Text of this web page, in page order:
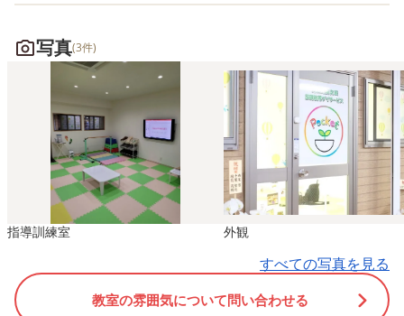
ている漫画をみたり、子ども
達が夢中になれるブースが多
く大人も楽しめる施設でし
た。 一番驚いたことは、子ど
も達から「オバQ知ってい
る」と聞いた時です、、。コ
ロ助もまともに見たことなか
った為、先生の方が「これは
なんていう名前？」と聞くぐ
らいでした。子どもたちの好
きなものを見ている時の目は
た！ 人が多い日でしたが、
自分だけが独占しないように
としっかり遊んでいまし
フさんに「これで遊んで
ですか？」と許可を取っ
ぶことが出来ていました
長を感じますね、、！
変更が苦手なお子さんへ
プローチの仕方、物の貸
りなどのコミュニケーシ
が大事だなと感じた土曜
した。 今後も、お子さん
長できるような場面をた
ん作っていきたいと思い
写真(3件)
指導訓練室 外観
すべての写真を見る
教室の雰囲気について問い合わせる